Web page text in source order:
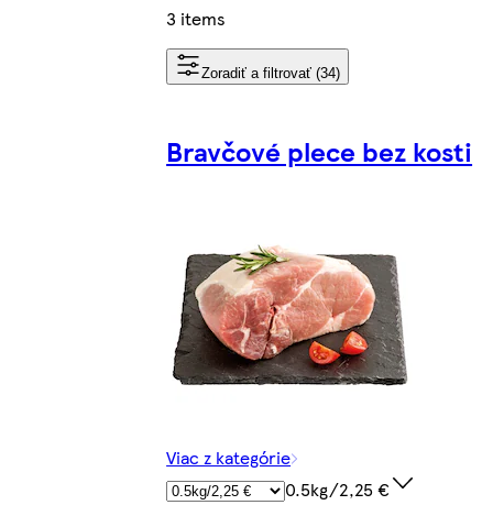
3 items
Zoradiť a filtrovať (34)
Bravčové plece bez kosti
Viac z kategórie
0.5kg/2,25 €